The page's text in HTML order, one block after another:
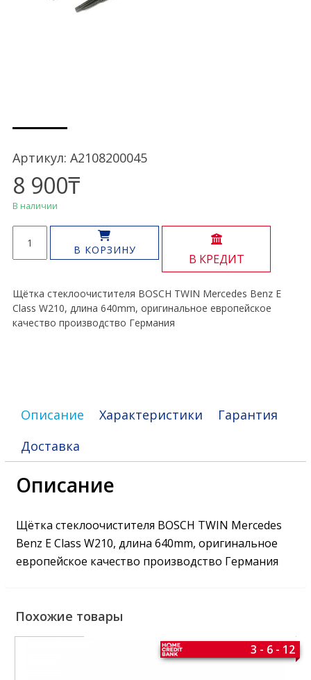
Артикул: A2108200045
8 900₸
В наличии
товара
Щётка
E
Class
W210
В КОРЗИНУ
В КРЕДИТ
Щётка стеклоочистителя BOSCH TWIN Mercedes Benz E
Class W210, длина 640mm, оригинальное европейское
качество производство Германия
Описание Характеристики
Гарантия
Доставка
Описание
Щётка стеклоочистителя BOSCH TWIN Mercedes
Benz E Class W210, длина 640mm, оригинальное
европейское качество производство Германия
Похожие товары
3 - 6 - 12